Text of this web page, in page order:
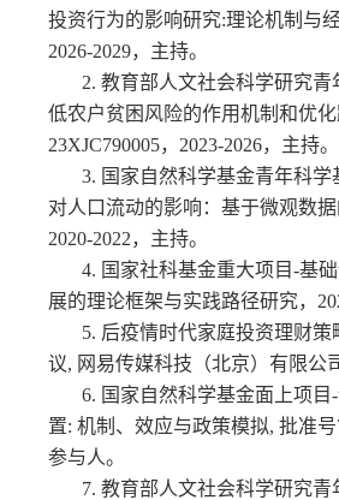
投资行为的影响研究:理论机制与
2026-2029，主持。
2. 教育部人文社会科学研究
低农户贫困风险的作用机制和优化
23XJC790005，2023-2026，主持。
3. 国家自然科学基金青年科
对人口流动的影响：基于微观数
2020-2022，主持。
4. 国家社科基金重大项目-基
展的理论框架与实践路径研究，
5. 后疫情时代家庭投资理财
议, 网易传媒科技（北京）有限公
6. 国家自然科学基金面上项
置: 机制、效应与政策模拟, 批准号
参与人。
7. 教育部人文社会科学研究